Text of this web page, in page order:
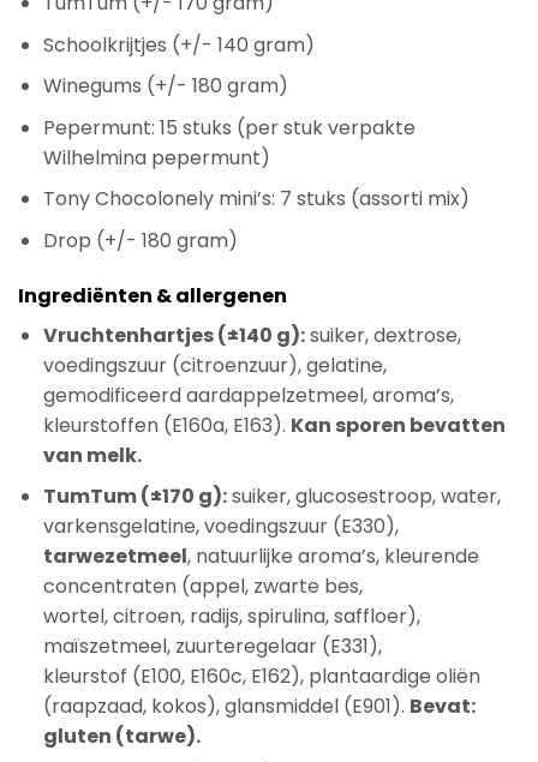
Schoolkrijtjes (+/- 140 gram)
Winegums (+/- 180 gram)
Pepermunt: 15 stuks (per stuk verpakte
Wilhelmina pepermunt)
Tony Chocolonely mini’s: 7 stuks (assorti mix)
Drop (+/- 180 gram)
Ingrediënten & allergenen
Vruchtenhartjes (±140 g):suiker, dextrose,
voedingszuur (citroenzuur), gelatine,
gemodificeerd aardappelzetmeel, aroma’s,
kleurstoffen (E160a, E163). Kan sporen bevatten
van melk.
TumTum (±170 g):suiker, glucosestroop, water,
varkensgelatine, voedingszuur (E330),
tarwezetmeel, natuurlijke aroma’s, kleurende
concentraten (appel, zwarte bes,
wortel, citroen, radijs, spirulina, saffloer),
maïszetmeel, zuurteregelaar (E331),
kleurstof (E100, E160c, E162), plantaardige oliën
(raapzaad, kokos), glansmiddel (E901). Bevat:
gluten (tarwe).